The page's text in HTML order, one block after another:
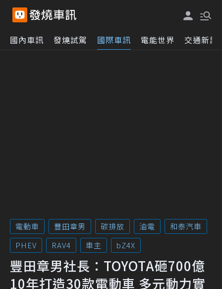
國內車訊 發燒試駕 國際車訊 電能世界 交通新訊
電動車 豐田章男 碳排放 油電
和泰汽車
PHEV
RAV4 車主 bZ4X
豐田章男社長：TOYOTA砸700億
10年打造30款電動車 多元動力實